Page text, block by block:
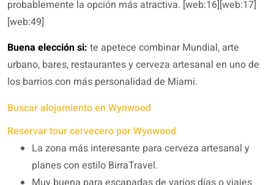
probablemente la opción más atractiva. [web:16][web:17]
[web:49]
Buena elección si: te apetece combinar Mundial, arte
urbano, bares, restaurantes y cerveza artesanal en uno de
los barrios con más personalidad de Miami.
Buscar alojamiento en Wynwood
Reservar tour cervecero por Wynwood
La zona más interesante para cerveza artesanal y
planes con estilo BirraTravel.